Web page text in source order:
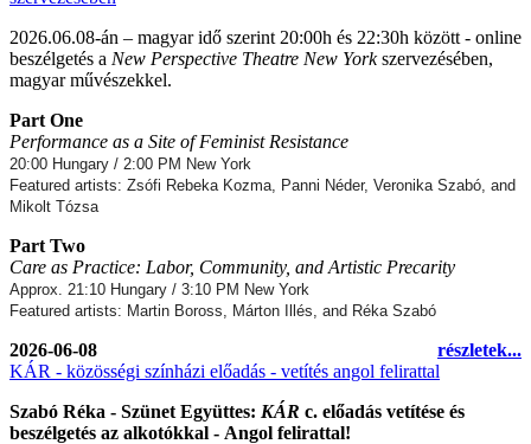
2026.06.08-án – magyar idő szerint 20:00h és 22:30h között - online
beszélgetés a New Perspective Theatre New Yorkszervezésében,
magyar művészekkel.
Part One
Performance as a Site of Feminist Resistance
20:00 Hungary / 2:00 PM New York
Featured artists: Zsófi Rebeka Kozma, Panni Néder, Veronika Szabó, and
Mikolt Tózsa
Part Two
Care as Practice: Labor, Community, and Artistic Precarity
Approx. 21:10 Hungary / 3:10 PM New York
Featured artists: Martin Boross, Márton Illés, and Réka Szabó
2026-06-08
részletek...
KÁR - közösségi színházi előadás - vetítés angol felirattal
Szabó Réka - Szünet Együttes: KÁR c. előadás vetítése és
beszélgetés az alkotókkal - Angol felirattal!